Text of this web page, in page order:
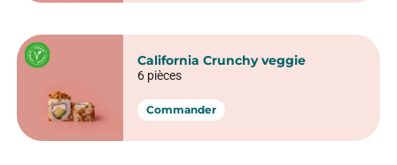
California Crunchy veggie
6 pièces
Commander